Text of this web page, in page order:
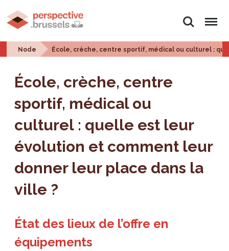
Search Menu
Node École, crèche, centre sportif, médical ou culturel :
École, crèche, centre
sportif, médical ou
culturel : quelle est leur
évolution et comment leur
donner leur place dans la
ville ?
État des lieux de l’offre en
équipements